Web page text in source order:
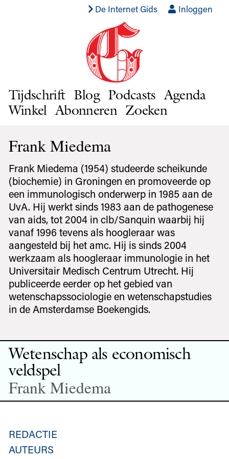
De Internet Gids Inloggen
Tijdschrift Blog Podcasts Agenda
Winkel Abonneren Zoeken
Frank Miedema
Frank Miedema (1954) studeerde scheikunde
(biochemie) in Groningen en promoveerde op
een immunologisch onderwerp in 1985 aan de
UvA. Hij werkt sinds 1983 aan de pathogenese
van aids, tot 2004 in clb/Sanquin waarbij hij
vanaf 1996 tevens als hoogleraar was
aangesteld bij het amc. Hij is sinds 2004
werkzaam als hoogleraar immunologie in het
Universitair Medisch Centrum Utrecht. Hij
publiceerde eerder op het gebied van
wetenschapssociologie en wetenschapstudies
in de Amsterdamse Boekengids.
Wetenschap als economisch
veldspel
Frank Miedema
REDACTIE
AUTEURS